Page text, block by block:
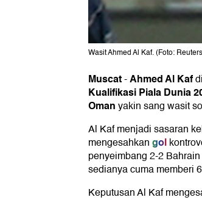
Wasit Ahmed Al Kaf. (Foto:
Muscat-Ahmed Al Kaf
Kualifikasi Piala Dunia
Omanyakin sang wasit
Al Kaf menjadi sasaran
mengesahkangol
penyeimbang 2-2
sedianya cuma memberi
Keputusan Al Kaf